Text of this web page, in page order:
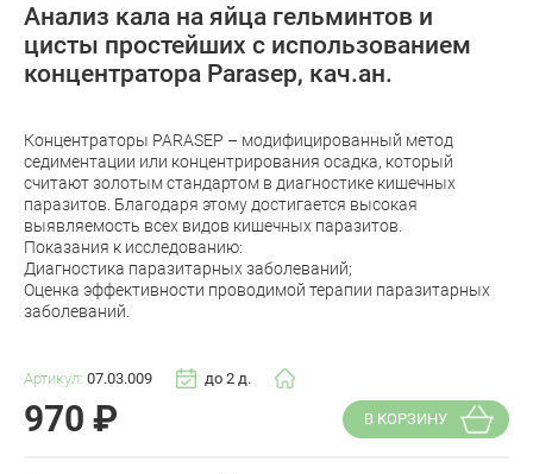
Анализ кала на яйца гельминтов и
цисты простейших с использованием
концентратора Parasep, кач.ан.
Концентраторы PARASEP – модифицированный метод
седиментации или концентрирования осадка, который
считают золотым стандартом в диагностике кишечных
паразитов. Благодаря этому достигается высокая
выявляемость всех видов кишечных паразитов.
Показания к исследованию:
Диагностика паразитарных заболеваний;
Оценка эффективности проводимой терапии паразитарных
заболеваний.
Артикул: 07.03.009 до 2 д.
970 ₽ В КОРЗИНУ